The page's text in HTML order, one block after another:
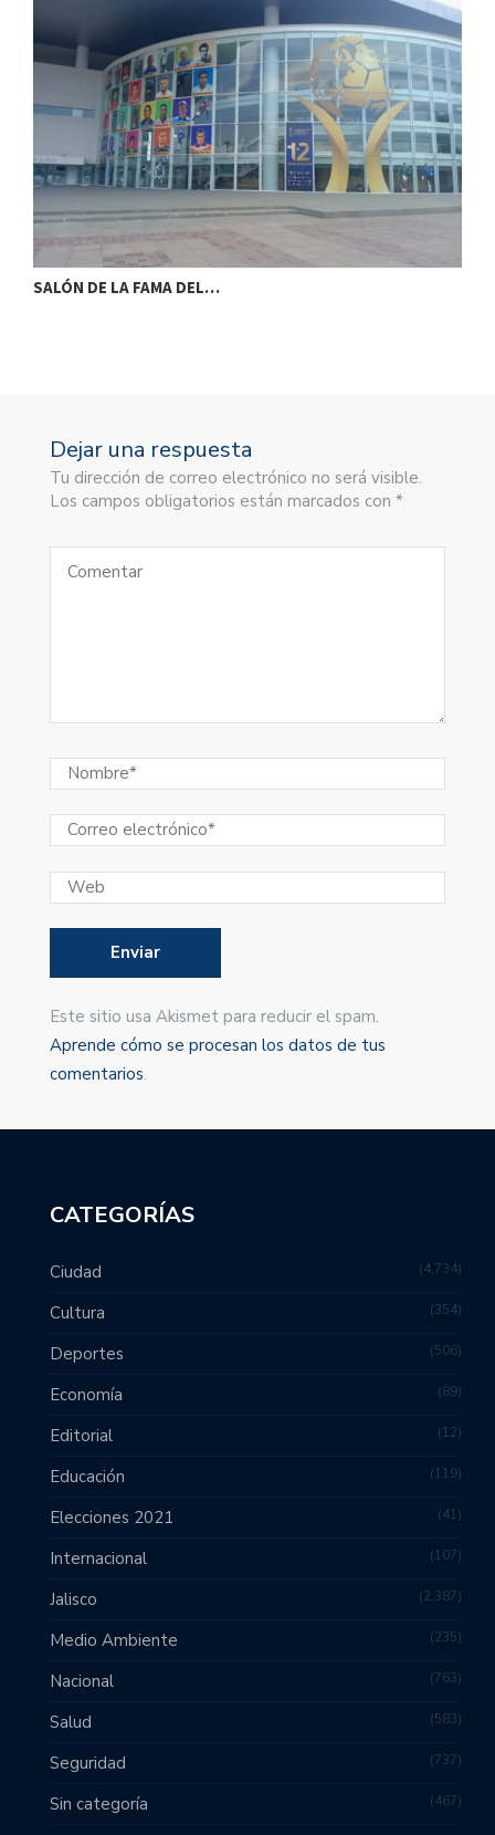
SALÓN DE LA FAMA DEL…
Dejar una respuesta
Tu dirección de correo electrónico no será visible.
Los campos obligatorios están marcados con *
Este sitio usa Akismet para reducir el spam.
Aprende cómo se procesan los datos de tus
comentarios.
CATEGORÍAS
Ciudad 4,734
Cultura 354
Deportes 506
Economía 89
Editorial 12
Educación 119
Elecciones 2021 41
Internacional 107
Jalisco 2,387
Medio Ambiente 235
Nacional 763
Salud 583
Seguridad 737
Sin categoría 467